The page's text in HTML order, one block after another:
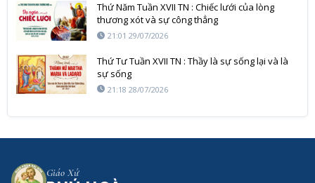
Thứ Năm Tuần XVII TN : Chiếc lưới của lòng
thương xót và sự công thẳng
21:01 29/07/2026
Thứ Tư Tuần XVII TN : Thầy là sự sống lại và là
sự sống
21:18 28/07/2026
Giáo Xứ